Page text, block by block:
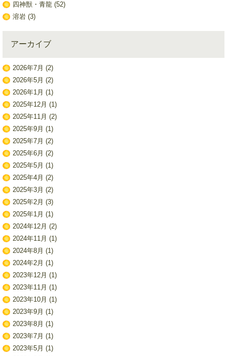
四神獣・青龍(52)
溶岩(3)
アーカイブ
2026年7月 (2)
2026年5月 (2)
2026年1月 (1)
2025年12月 (1)
2025年11月 (2)
2025年9月 (1)
2025年7月 (2)
2025年6月 (2)
2025年5月 (1)
2025年4月 (2)
2025年3月 (2)
2025年2月 (3)
2025年1月 (1)
2024年12月 (2)
2024年11月 (1)
2024年8月 (1)
2024年2月 (1)
2023年12月 (1)
2023年11月 (1)
2023年10月 (1)
2023年9月 (1)
2023年8月 (1)
2023年7月 (1)
2023年5月 (1)